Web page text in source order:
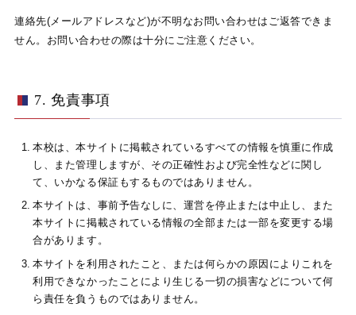
連絡先(メールアドレスなど)が不明なお問い合わせはご返答できま
せん。お問い合わせの際は十分にご注意ください。
7. 免責事項
本校は、本サイトに掲載されているすべての情報を慎重に作成
し、また管理しますが、その正確性および完全性などに関し
て、いかなる保証もするものではありません。
本サイトは、事前予告なしに、運営を停止または中止し、また
本サイトに掲載されている情報の全部または一部を変更する場
合があります。
本サイトを利用されたこと、または何らかの原因によりこれを
利用できなかったことにより生じる一切の損害などについて何
ら責任を負うものではありません。